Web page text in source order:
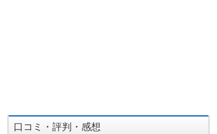
口コミ・評判・感想